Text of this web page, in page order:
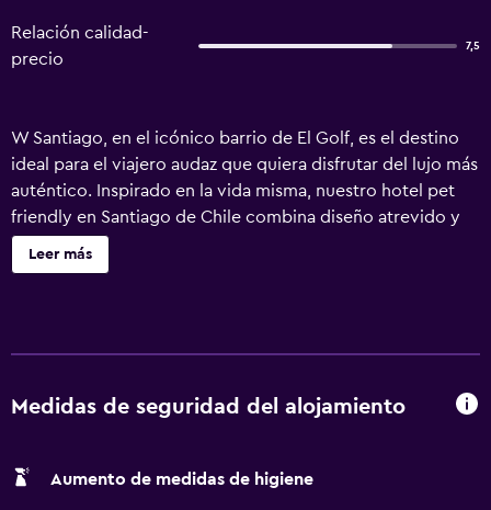
Relación calidad-
precio
7,5
W Santiago, en el icónico barrio de El Golf, es el destino
ideal para el viajero audaz que quiera disfrutar del lujo más
auténtico. Inspirado en la vida misma, nuestro hotel pet
friendly en Santiago de Chile combina diseño atrevido y
una paleta de colores vibrante, creando un ambiente
sofisticado que atrae a los curiosos. Disfrute de la
habitaciones están diseñadas con mobiliario elegante y
Leer más
Medidas de seguridad del alojamiento
Aumento de medidas de higiene